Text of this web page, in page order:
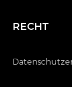
RECHT